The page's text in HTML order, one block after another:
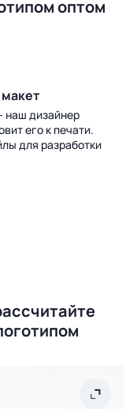
оптом
наш дизайнер
его к печати.
для разработки